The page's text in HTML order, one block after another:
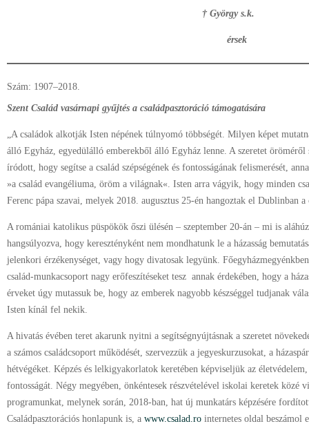
† György s.k.
érsek
Szám: 1907–2018.
Szent Család vasárnapi gyűjtés a családpasztoráció támogatására
„A családok alkotják Isten népének túlnyomó többségét. Milyen képet
álló Egyház, egyedülálló emberekből álló Egyház lenne. A szeretet
íródott, hogy segítse a család szépségének és fontosságának felismerését,
»a család evangéliuma, öröm a világnak«. Isten arra vágyik, hogy minden
Ferenc pápa szavai, melyek 2018. augusztus 25-én hangoztak el Dublinban
A romániai katolikus püspökök őszi ülésén – szeptember 20-án – mi is
hangsúlyozva, hogy keresztényként nem mondhatunk le a házasság
jelenkori érzékenységet, vagy hogy divatosak legyünk.
család-munkacsoport nagy erőfeszítéseket tesz annak érdekében, hogy a
érveket úgy mutassuk be, hogy az emberek nagyobb készséggel tudjanak
Isten kínál fel nekik.
A hivatás évében teret akarunk nyitni a segítségnyújtásnak a szeretet
a számos családcsoport működését, szervezzük a jegyeskurzusokat, a
hétvégéket. Képzés és lelkigyakorlatok keretében képviseljük az életvédelem,
fontosságát. Négy megyében, önkéntesek részvételével iskolai keretek közé
programunkat, melynek során, 2018-ban, hat új munkatárs képzésére
Családpasztorációs honlapunk is, a www.csalad.ro internetes oldal beszámol